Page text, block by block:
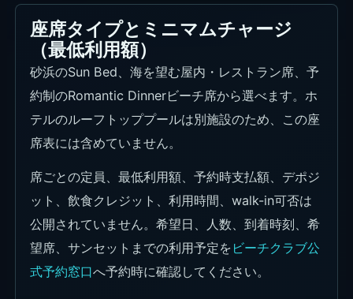
座席タイプとミニマムチャージ
（最低利用額）
砂浜のSun Bed、海を望む屋内・レストラン席、予
約制のRomantic Dinnerビーチ席から選べます。ホ
テルのルーフトッププールは別施設のため、この座
席表には含めていません。
席ごとの定員、最低利用額、予約時支払額、デポジ
ット、飲食クレジット、利用時間、walk-in可否は
公開されていません。希望日、人数、到着時刻、希
望席、サンセットまでの利用予定を ビーチクラブ公
式予約窓口へ予約時に確認してください。